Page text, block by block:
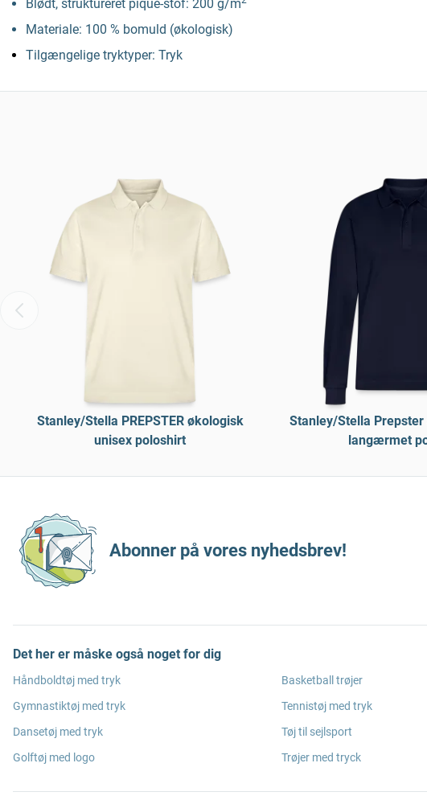
Blødt, struktureret piqué-stof: 200 g/m
Materiale: 100 % bomuld (økologisk)
Tilgængelige tryktyper: Tryk
Stanley/Stella PREPSTER økologisk
unisex poloshirt
Stanley/Stella
langærmet
Abonner på vores nyhedsbrev!
Det her er måske også noget for dig
Håndboldtøj med tryk
Gymnastiktøj med tryk
Dansetøj med tryk
Golftøj med logo
Basketball trøjer
Tennistøj med tryk
Tøj til sejlsport
Trøjer med tryck